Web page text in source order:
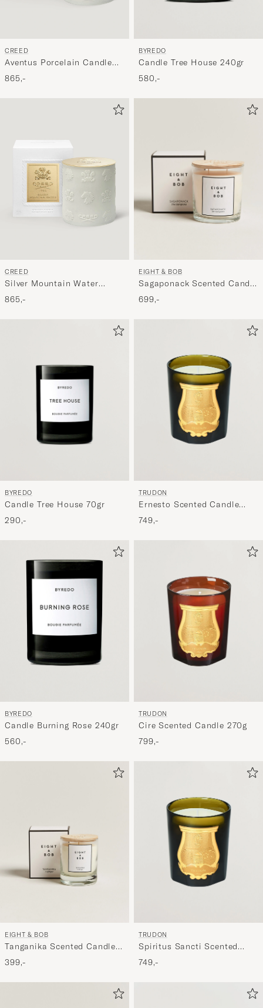
CREED
Aventus Porcelain Candle
220g
865,-
BYREDO
Candle Tree House 240gr
580,-
CREED
Silver Mountain Water
Porcelain Candle 220g
865,-
EIGHT & BOB
Sagaponack Scented Candle
600g
699,-
BYREDO
Candle Tree House 70gr
290,-
TRUDON
Ernesto Scented Candle
270g
749,-
BYREDO
Candle Burning Rose 240gr
560,-
TRUDON
Cire Scented Candle 270g
799,-
EIGHT & BOB
Tanganika Scented Candle
230g
399,-
TRUDON
Spiritus Sancti Scented
Candle 270g
749,-